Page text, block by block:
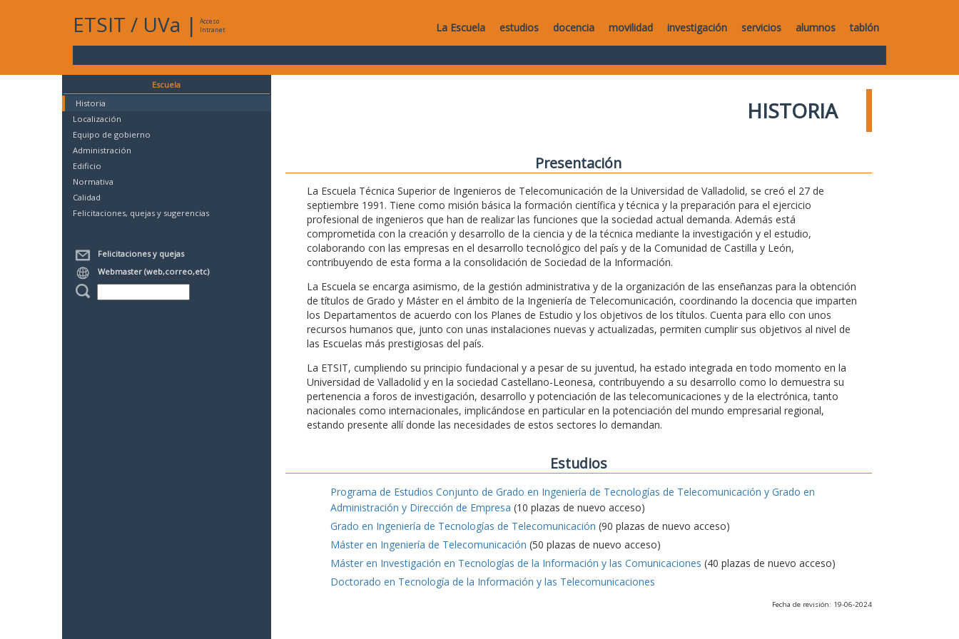
ETSIT / UVa |
Acceso
Intranet
La Escuela estudios docencia movilidad investigación servicios alumnos tablón
Escuela
Historia
Localización
Equipo de gobierno
Administración
Edificio
Normativa
Calidad
Felicitaciones, quejas y sugerencias
Felicitaciones y quejas
Webmaster (web,correo,etc)
HISTORIA
Presentación
La Escuela Técnica Superior de Ingenieros de Telecomunicación de la Universidad de Valladolid, se creó el 27 de
septiembre 1991. Tiene como misión básica la formación científica y técnica y la preparación para el ejercicio
profesional de ingenieros que han de realizar las funciones que la sociedad actual demanda. Además está
comprometida con la creación y desarrollo de la ciencia y de la técnica mediante la investigación y el estudio,
colaborando con las empresas en el desarrollo tecnológico del país y de la Comunidad de Castilla y León,
contribuyendo de esta forma a la consolidación de Sociedad de la Información.
La Escuela se encarga asimismo, de la gestión administrativa y de la organización de las enseñanzas para la obtención
de títulos de Grado y Máster en el ámbito de la Ingeniería de Telecomunicación, coordinando la docencia que imparten
los Departamentos de acuerdo con los Planes de Estudio y los objetivos de los títulos. Cuenta para ello con unos
recursos humanos que, junto con unas instalaciones nuevas y actualizadas, permiten cumplir sus objetivos al nivel de
las Escuelas más prestigiosas del país.
La ETSIT, cumpliendo su principio fundacional y a pesar de su juventud, ha estado integrada en todo momento en la
Universidad de Valladolid y en la sociedad Castellano-Leonesa, contribuyendo a su desarrollo como lo demuestra su
pertenencia a foros de investigación, desarrollo y potenciación de las telecomunicaciones y de la electrónica, tanto
nacionales como internacionales, implicándose en particular en la potenciación del mundo empresarial regional,
estando presente allí donde las necesidades de estos sectores lo demandan.
Estudios
Programa de Estudios Conjunto de Grado en Ingeniería de Tecnologías de Telecomunicación y Grado en
Administración y Dirección de Empresa (10 plazas de nuevo acceso)
Grado en Ingeniería de Tecnologías de Telecomunicación (90 plazas de nuevo acceso)
Máster en Ingeniería de Telecomunicación (50 plazas de nuevo acceso)
Máster en Investigación en Tecnologías de la Información y las Comunicaciones (40 plazas de nuevo acceso)
Doctorado en Tecnología de la Información y las Telecomunicaciones
Fecha de revisión: 19-06-2024